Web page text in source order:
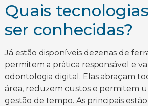
Quais
ser conhecidas?
Já estão disponíveis dezenas de
permitem a prática responsável e
odontologia digital. Elas abraçam
área, reduzem custos e permitem
gestão de tempo. As principais